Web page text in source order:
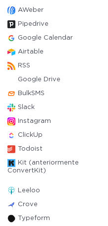
AWeber
Pipedrive
Google Calendar
Airtable
RSS
Google Drive
BulkSMS
Slack
Instagram
ClickUp
Todoist
Kit (anteriormente
ConvertKit)
Leeloo
Crove
Typeform